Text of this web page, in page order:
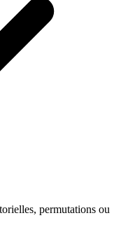
permutations ou